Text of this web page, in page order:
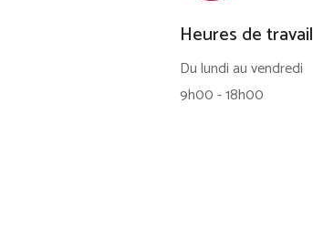
Heures de travail
Du lundi au vendredi
9h00 - 18h00